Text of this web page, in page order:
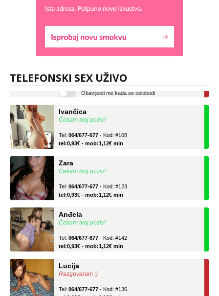
TELEFONSKI SEX UŽIVO
tel:0,93€ - mob:1,12€ min
Čekam tvoj poziv!
tel:0,93€ - mob:1,12€ min
Čekam tvoj poziv!
tel:0,93€ - mob:1,12€ min
Čekam tvoj poziv!
tel:0,93€ - mob:1,12€ min
Razgovaram :)
tel:0,93€ - mob:1,12€ min